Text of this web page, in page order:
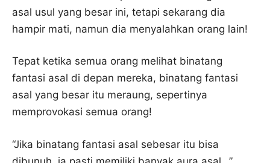
asal usul yang besar ini, tetapi sekarang dia
hampir mati, namun dia menyalahkan orang lain!
Tepat ketika semua orang melihat binatang
fantasi asal di depan mereka, binatang fantasi
asal yang besar itu meraung, sepertinya
memprovokasi semua orang!
“Jika binatang fantasi asal sebesar itu bisa